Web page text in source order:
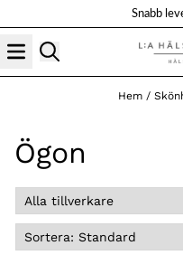
Snabb
Hem /
Ögon